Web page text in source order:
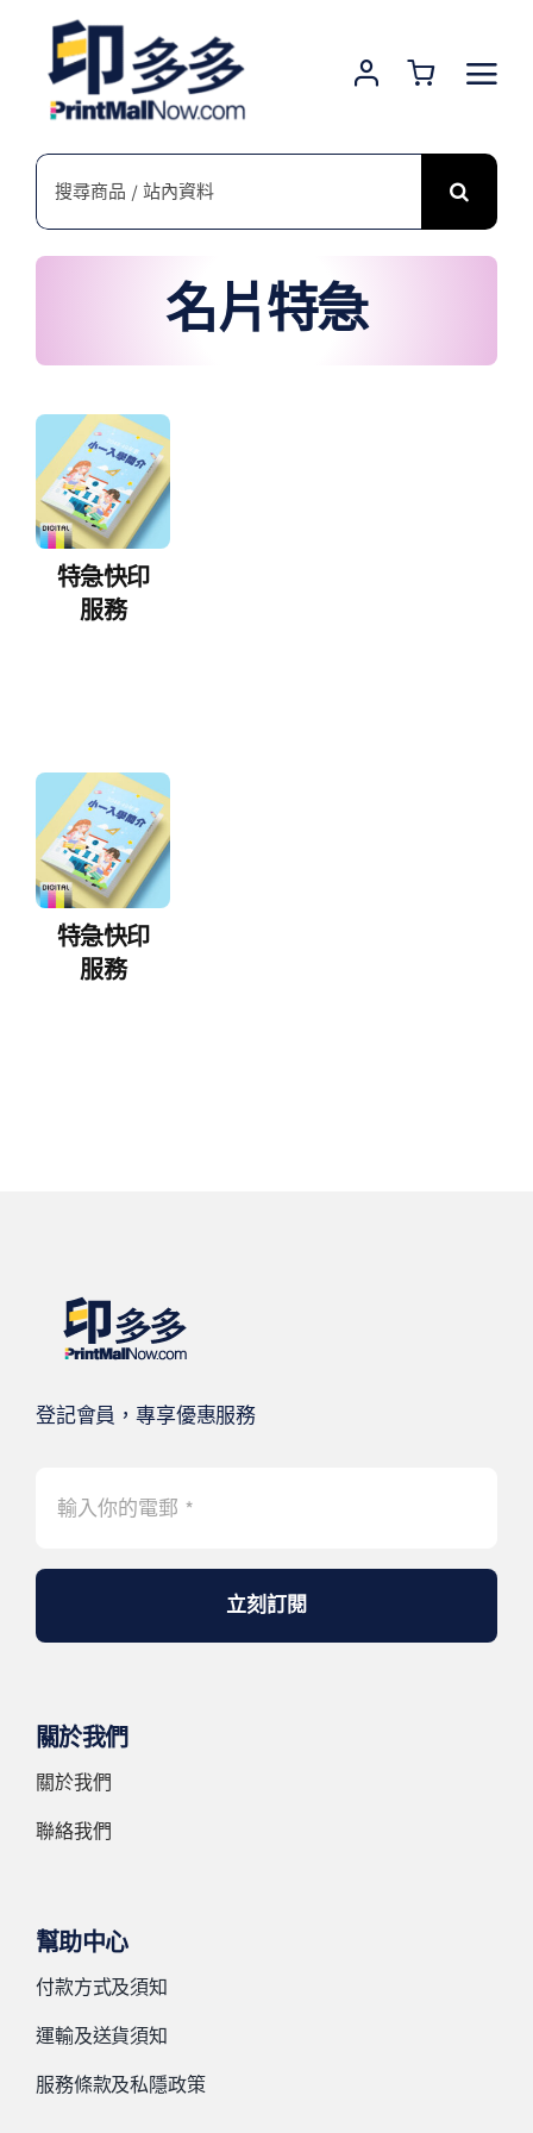
content
搜
名片特急
特急快印
服務
特急快印
服務
登記會員，專享優惠服務
立刻訂閱
關於我們
關於我們
聯絡我們
幫助中心
付款方式及須知
運輸及送貨須知
服務條款及私隱政策